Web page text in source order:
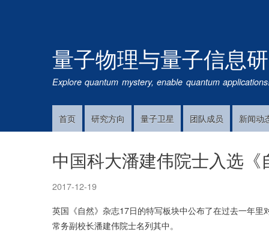
量子物理与量子信息
Explore quantum mystery, enable quantum
Main首页 研究方向 量子卫星 团队成员 新闻动
中国科大潘建伟院士入选
2017-12-19
英国《自然》杂志17日的特写板块中公布了在过去一年
常务副校长潘建伟院士名列其中。